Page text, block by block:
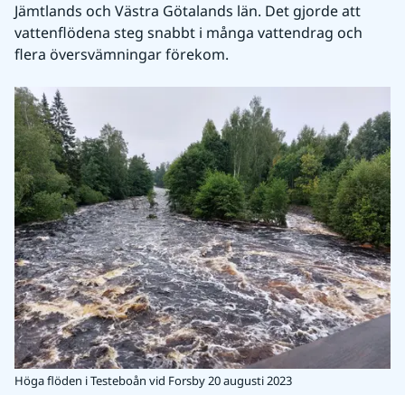
Jämtlands och Västra Götalands län. Det gjorde att
vattenflödena steg snabbt i många vattendrag och
flera översvämningar förekom.
Höga flöden i Testeboån vid Forsby 20 augusti 2023